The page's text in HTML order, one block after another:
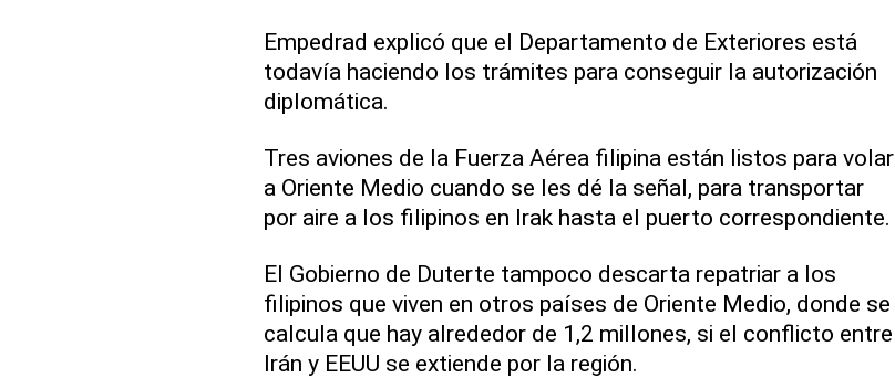
Empedrad explicó que el Departamento de Exteriores está
todavía haciendo los trámites para conseguir la autorización
diplomática.
Tres aviones de la Fuerza Aérea filipina están listos para volar
a Oriente Medio cuando se les dé la señal, para transportar
por aire a los filipinos en Irak hasta el puerto correspondiente.
El Gobierno de Duterte tampoco descarta repatriar a los
filipinos que viven en otros países de Oriente Medio, donde se
calcula que hay alrededor de 1,2 millones, si el conflicto entre
Irán y EEUU se extiende por la región.